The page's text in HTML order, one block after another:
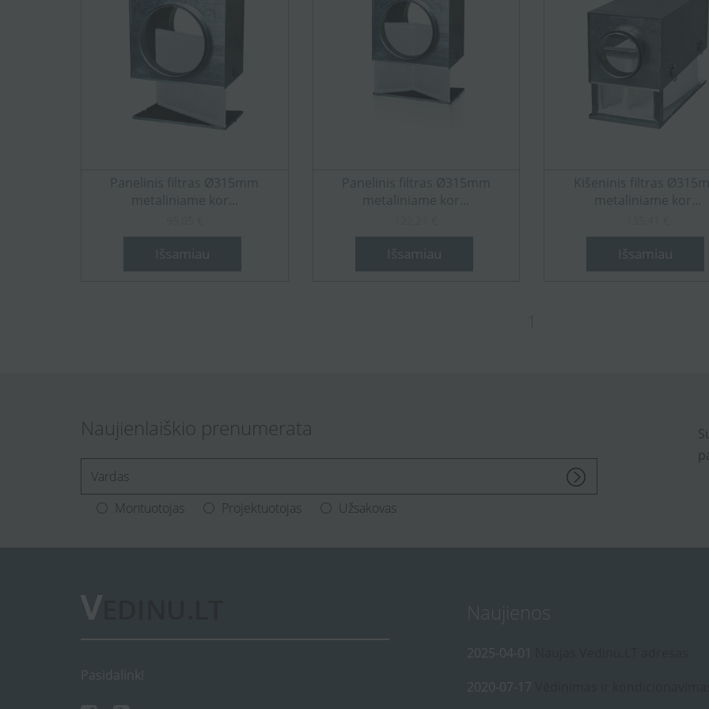
Panelinis filtras Ø315mm
metaliniame kor...
Išsamiau
Panelinis filtras Ø315mm
metaliniame kor...
Išsamiau
Kišeninis filtras
metaliniame kor...
Išsamiau
1
Naujienlaiškio prenumerata
Montuotojas Projektuotojas Užsakovas
Pasidalink!
Naujienos
2025-04-01
2020-07-17